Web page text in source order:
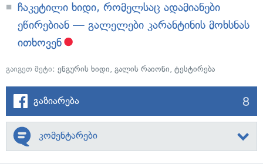
ჩაკეტილი ხიდი, რომელსაც ადამიანები
ეწირებიან — გალელები კარანტინის მოხსნას
ითხოვენ
გაიგეთ მეტი: ენგურის ხიდი, გალის რაიონი, ტესტირება
გაზიარება 8
კომენტარები